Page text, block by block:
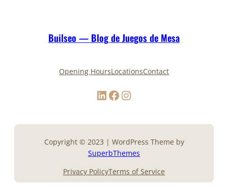
Builseo — Blog de Juegos de Mesa
Opening HoursLocationsContact
LinkedIn Facebook Instagram
Copyright © 2023 | WordPress Theme by
SuperbThemes
Privacy PolicyTerms of Service